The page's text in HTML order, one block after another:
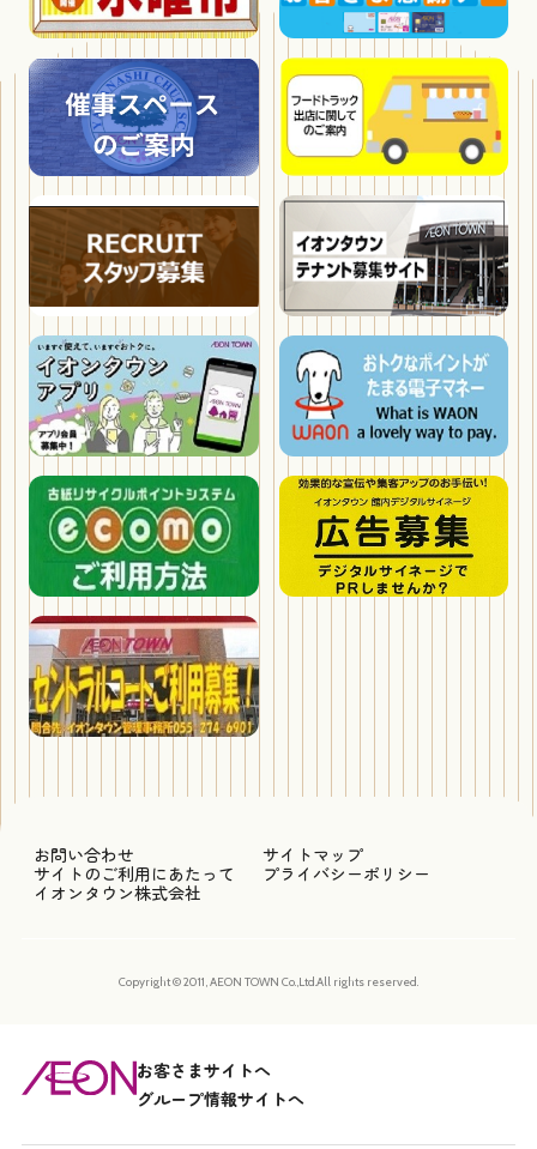
お問い合わせ
サイトマップ
サイトのご利用にあたって
プライバシーポリシー
イオンタウン株式会社
Copyright © 2011, AEON TOWN Co.,Ltd.All rights reserved.
お客さまサイトへ
グループ情報サイトへ